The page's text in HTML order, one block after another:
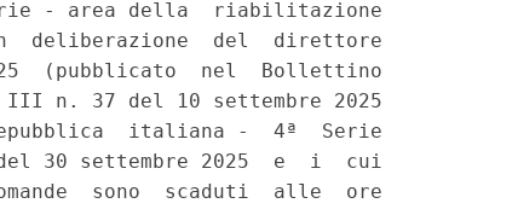
- area della  riabilitazione
deliberazione  del  direttore
(pubblicato  nel  Bollettino
n. 37 del 10 settembre 2025
italiana -  4ª  Serie
30 settembre 2025  e  i  cui
sono  scaduti  alle  ore